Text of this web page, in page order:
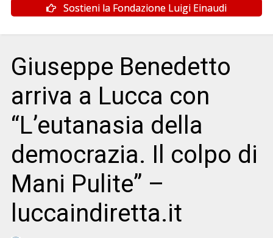
Sostieni la Fondazione Luigi Einaudi
Giuseppe Benedetto
arriva a Lucca con
“L’eutanasia della
democrazia. Il colpo di
Mani Pulite” –
luccaindiretta.it